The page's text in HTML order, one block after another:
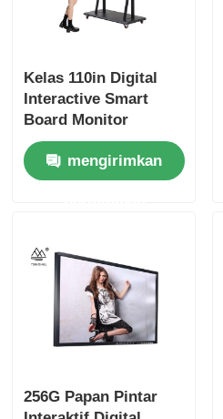
Kelas 110in Digital
Interactive Smart
Board Monitor
Sentuh Elektronik
mengirimkan
256G Papan Pintar